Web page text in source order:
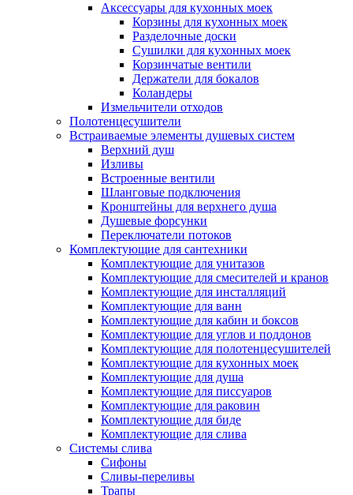
Аксессуары для кухонных моек
Корзины для кухонных моек
Разделочные доски
Сушилки для кухонных моек
Корзинчатые вентили
Держатели для бокалов
Коландеры
Измельчители отходов
Полотенцесушители
Встраиваемые элементы душевых систем
Верхний душ
Изливы
Встроенные вентили
Шланговые подключения
Кронштейны для верхнего душа
Душевые форсунки
Переключатели потоков
Комплектующие для сантехники
Комплектующие для унитазов
Комплектующие для смесителей и кранов
Комплектующие для инсталляций
Комплектующие для ванн
Комплектующие для кабин и боксов
Комплектующие для углов и поддонов
Комплектующие для полотенцесушителей
Комплектующие для кухонных моек
Комплектующие для душа
Комплектующие для писсуаров
Комплектующие для раковин
Комплектующие для биде
Комплектующие для слива
Системы слива
Сифоны
Сливы-переливы
Трапы